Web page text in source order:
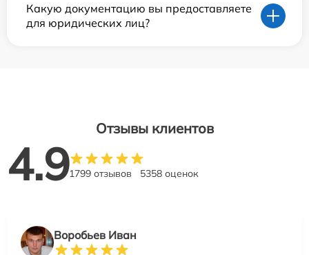
Какую документацию вы предоставляете
для юридических лиц?
Отзывы клиентов
4.91799 отзывов 5358 оценок
Воробьев Иван